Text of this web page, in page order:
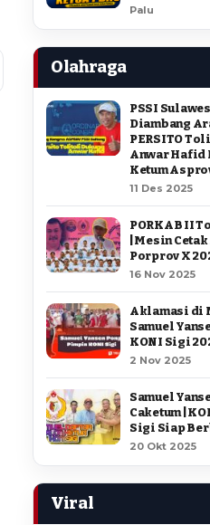
Palu
Olahraga
PSSI
Diambang
PERSITO
Anwar Hafid
Ketum
11 Des 2025
PORKAB II
| Mesin
Porprov X
16 Nov 2025
Aklamasi di
Samuel
KONI Sigi
2 Nov 2025
Samuel
Caketum |
Sigi Siap
20 Okt 2025
Viral